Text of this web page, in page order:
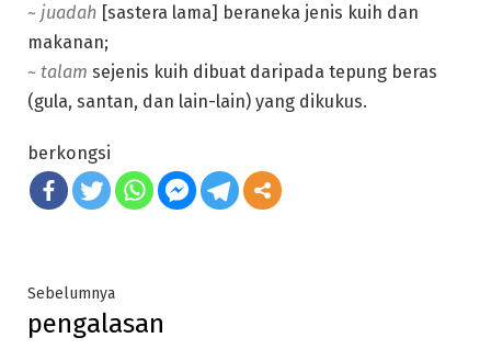
~ juadah [sastera lama] beraneka jenis kuih dan
makanan;
~ talam sejenis kuih dibuat daripada tepung beras
(gula, santan, dan lain-lain) yang dikukus.
berkongsi
Post
navigation
SebelumnyaPrevious
post:
pengalasan